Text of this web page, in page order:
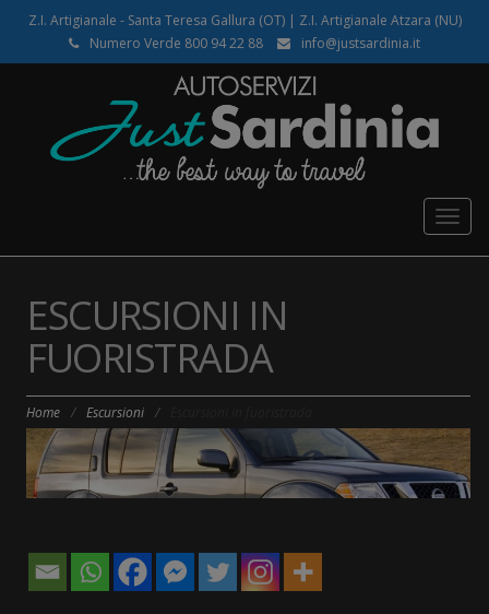
Z.I. Artigianale - Santa Teresa Gallura (OT) | Z.I. Artigianale Atzara (NU)
Numero Verde 800 94 22 88
info@justsardinia.it
ESCURSIONI IN
FUORISTRADA
Home / Escursioni /